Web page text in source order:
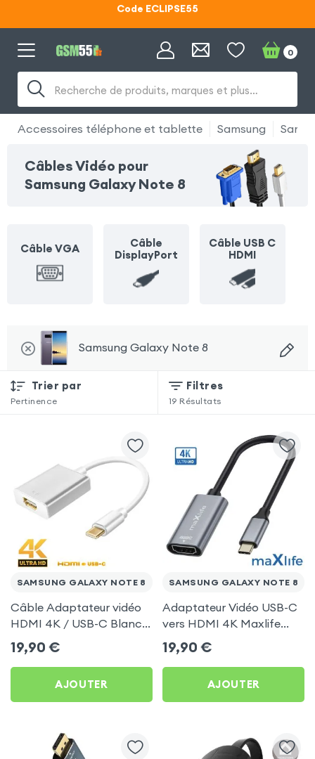
Code ECLIPSE55
Recherche de produits, marques et plus…
0
Accessoires téléphone et tablette Samsung
Câbles Vidéo pour
Samsung Galaxy Note 8
Câble VGA
Câble
DisplayPort
Câble USB C
HDMI
Samsung Galaxy Note 8
Trier par
Pertinence
Filtres
19 Résultats
SAMSUNG GALAXY NOTE 8
Câble Adaptateur vidéo
HDMI 4K / USB-C Blanc
pour Samsung Galaxy
Note 8
19,90 €
AJOUTER
SAMSUNG GALAXY NOTE 8
Adaptateur Vidéo USB-C
vers HDMI 4K Maxlife
Gris pour Samsung Galaxy
Note 8
19,90 €
AJOUTER